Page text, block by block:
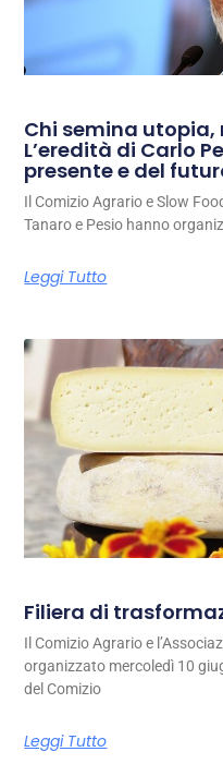
Chi semina
L’eredità di Carlo
presente e del
Il Comizio Agrario e Slow
Tanaro e Pesio hanno
Leggi Tutto
Filiera di
Il Comizio Agrario e
organizzato mercoledì 10
del Comizio
Leggi Tutto